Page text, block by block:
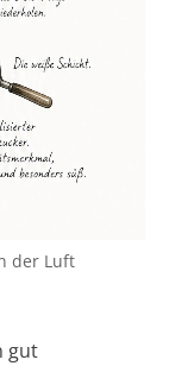
der Luft
gut